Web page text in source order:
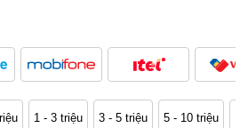
1 - 3 triệu 3 - 5 triệu 5 - 10 triệu